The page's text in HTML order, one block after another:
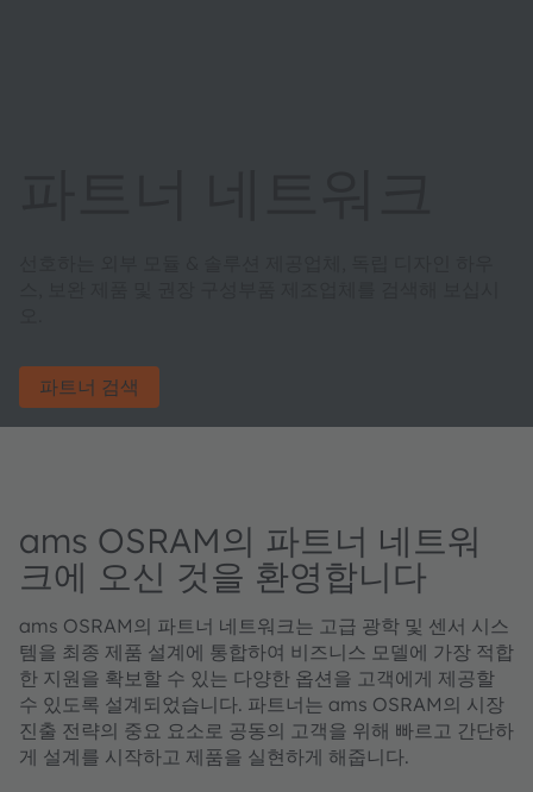
파트너 검색
ams OSRAM의 파트너 네트워
크에 오신 것을 환영합니다
ams OSRAM의 파트너 네트워크는 고급 광학 및 센서 시스
템을 최종 제품 설계에 통합하여 비즈니스 모델에 가장 적합
한 지원을 확보할 수 있는 다양한 옵션을 고객에게 제공할
수 있도록 설계되었습니다. 파트너는 ams OSRAM의 시장
진출 전략의 중요 요소로 공동의 고객을 위해 빠르고 간단하
게 설계를 시작하고 제품을 실현하게 해줍니다.